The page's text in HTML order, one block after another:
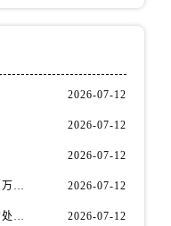
江苏省镇江市京口区中山东路万国售后服务中心（需提前预约）
江西省南昌市红谷滩新区红谷中大道998号绿地双子塔（中央广场）A1座办公楼14层1407室万国售后服务中心（需提前预约）
2026-07-12
2026-07-12
2026-07-12
万国手表起雾以后除雾的具体方法（万国手表起雾解决办法） 2026-07-12
万国手表走停怎么办？（手表走停的处理方法） 2026-07-12